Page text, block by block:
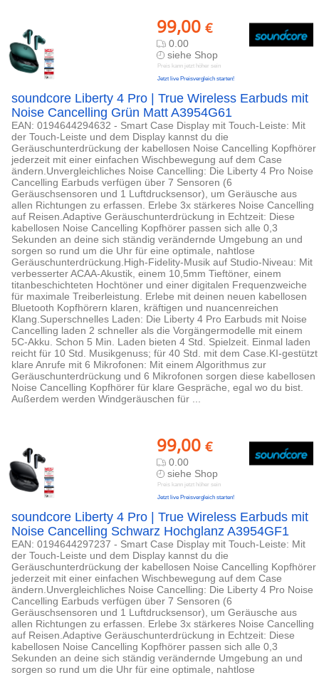
99,00 €
0.00
siehe Shop
Preis kann jetzt höher sein
Jetzt live Preisvergleich starten!
soundcore Liberty 4 Pro | True Wireless Earbuds mit
Noise Cancelling Grün Matt A3954G61
EAN: 0194644294632 - Smart Case Display mit Touch-Leiste: Mit
der Touch-Leiste und dem Display kannst du die
Geräuschunterdrückung der kabellosen Noise Cancelling Kopfhörer
jederzeit mit einer einfachen Wischbewegung auf dem Case
ändern.Unvergleichliches Noise Cancelling: Die Liberty 4 Pro Noise
Cancelling Earbuds verfügen über 7 Sensoren (6
Geräuschsensoren und 1 Luftdrucksensor), um Geräusche aus
allen Richtungen zu erfassen. Erlebe 3x stärkeres Noise Cancelling
auf Reisen.Adaptive Geräuschunterdrückung in Echtzeit: Diese
kabellosen Noise Cancelling Kopfhörer passen sich alle 0,3
Sekunden an deine sich ständig verändernde Umgebung an und
sorgen so rund um die Uhr für eine optimale, nahtlose
Geräuschunterdrückung.High-Fidelity-Musik auf Studio-Niveau: Mit
verbesserter ACAA-Akustik, einem 10,5mm Tieftöner, einem
titanbeschichteten Hochtöner und einer digitalen Frequenzweiche
für maximale Treiberleistung. Erlebe mit deinen neuen kabellosen
Bluetooth Kopfhörern klaren, kräftigen und nuancenreichen
Klang.Superschnelles Laden: Die Liberty 4 Pro Earbuds mit Noise
Cancelling laden 2 schneller als die Vorgängermodelle mit einem
5C-Akku. Schon 5 Min. Laden bieten 4 Std. Spielzeit. Einmal laden
reicht für 10 Std. Musikgenuss; für 40 Std. mit dem Case.KI-gestützt
klare Anrufe mit 6 Mikrofonen: Mit einem Algorithmus zur
Geräuschunterdrückung und 6 Mikrofonen sorgen diese kabellosen
Noise Cancelling Kopfhörer für klare Gespräche, egal wo du bist.
Außerdem werden Windgeräuschen für ...
99,00 €
0.00
siehe Shop
Preis kann jetzt höher sein
Jetzt live Preisvergleich starten!
soundcore Liberty 4 Pro | True Wireless Earbuds mit
Noise Cancelling Schwarz Hochglanz A3954GF1
EAN: 0194644297237 - Smart Case Display mit Touch-Leiste: Mit
der Touch-Leiste und dem Display kannst du die
Geräuschunterdrückung der kabellosen Noise Cancelling Kopfhörer
jederzeit mit einer einfachen Wischbewegung auf dem Case
ändern.Unvergleichliches Noise Cancelling: Die Liberty 4 Pro Noise
Cancelling Earbuds verfügen über 7 Sensoren (6
Geräuschsensoren und 1 Luftdrucksensor), um Geräusche aus
allen Richtungen zu erfassen. Erlebe 3x stärkeres Noise Cancelling
auf Reisen.Adaptive Geräuschunterdrückung in Echtzeit: Diese
kabellosen Noise Cancelling Kopfhörer passen sich alle 0,3
Sekunden an deine sich ständig verändernde Umgebung an und
sorgen so rund um die Uhr für eine optimale, nahtlose